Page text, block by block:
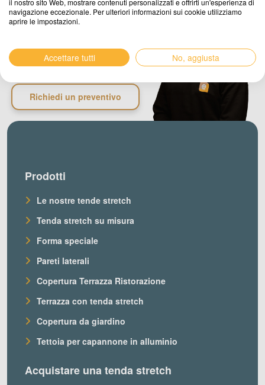
richiedere un
preventivo?
Contatti
Richiedi un preventivo
Prodotti
Le nostre tende stretch
Tenda stretch su misura
Forma speciale
Pareti laterali
Copertura Terrazza Ristorazione
Terrazza con tenda stretch
Copertura da giardino
Tettoia per capannone in alluminio
Acquistare una tenda stretch
il nostro sito Web, mostrare contenuti personalizzati e offrirti un'esperienza di
navigazione eccezionale. Per ulteriori informazioni sui cookie utilizziamo
aprire le impostazioni.
Accettare tutti No, aggiusta